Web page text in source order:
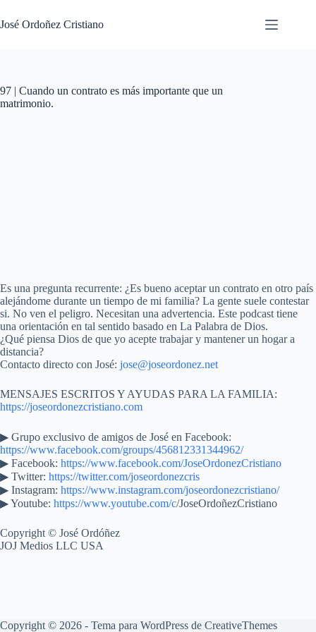
al
contenido
José Ordoñez Cristiano
97 | Cuando un contrato es más importante que un
matrimonio.
Es una pregunta recurrente: ¿Es bueno aceptar un contrato en otro país
alejándome durante un tiempo de mi familia? La gente suele contestar
si. No ven el peligro. Necesitan una advertencia. Este podcast tiene
una orientación en tal sentido basado en La Palabra de Dios.
¿Qué piensa Dios de que yo acepte trabajar y mantener un hogar a
distancia?
Contacto directo con José: jose@joseordonez.net
MENSAJES ESCRITOS Y AYUDAS PARA LA FAMILIA:
https://joseordonezcristiano.com
▶︎ Grupo exclusivo de amigos de José en Facebook:
https://www.facebook.com/groups/456812331344962/
▶ Facebook: https://www.facebook.com/JoseOrdonezCristiano
▶ Twitter: https://twitter.com/joseordonezcris
▶ Instagram: https://www.instagram.com/joseordonezcristiano/
▶ Youtube: https://www.youtube.com/c/JoseOrdoñezCristiano
Copyright © José Ordóñez
JOJ Medios LLC USA
Copyright © 2026 - Tema para WordPress de CreativeThemes